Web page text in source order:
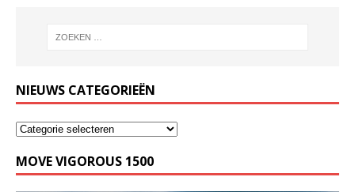
NIEUWS CATEGORIEËN
MOVE VIGOROUS 1500